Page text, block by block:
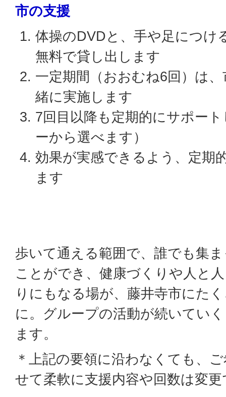
市の支援
体操のDVDと、手や足につけ
無料で貸し出します
一定期間（おおむね6回）は
緒に実施します
7回目以降も定期的にサポー
ーから選べます）
効果が実感できるよう、定期
ます
歩いて通える範囲で、誰でも集
ことができ、健康づくりや人と
りにもなる場が、藤井寺市にた
に。グループの活動が続いてい
ます。
＊上記の要領に沿わなくても、
せて柔軟に支援内容や回数は変